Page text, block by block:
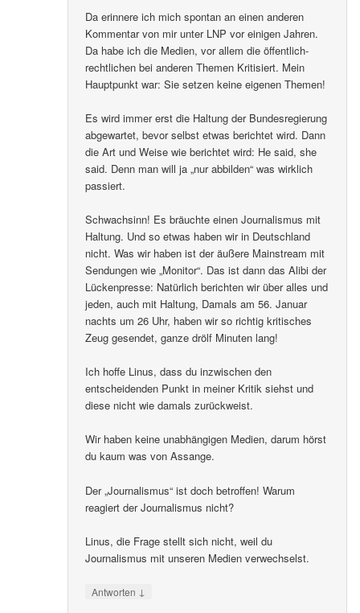
Da erinnere ich mich spontan an einen anderen
Kommentar von mir unter LNP vor einigen Jahren.
Da habe ich die Medien, vor allem die öffentlich-
rechtlichen bei anderen Themen Kritisiert. Mein
Hauptpunkt war: Sie setzen keine eigenen Themen!
Es wird immer erst die Haltung der Bundesregierung
abgewartet, bevor selbst etwas berichtet wird. Dann
die Art und Weise wie berichtet wird: He said, she
said. Denn man will ja „nur abbilden“ was wirklich
passiert.
Schwachsinn! Es bräuchte einen Journalismus mit
Haltung. Und so etwas haben wir in Deutschland
nicht. Was wir haben ist der äußere Mainstream mit
Sendungen wie „Monitor“. Das ist dann das Alibi der
Lückenpresse: Natürlich berichten wir über alles und
jeden, auch mit Haltung, Damals am 56. Januar
nachts um 26 Uhr, haben wir so richtig kritisches
Zeug gesendet, ganze drölf Minuten lang!
Ich hoffe Linus, dass du inzwischen den
entscheidenden Punkt in meiner Kritik siehst und
diese nicht wie damals zurückweist.
Wir haben keine unabhängigen Medien, darum hörst
du kaum was von Assange.
Der „Journalismus“ ist doch betroffen! Warum
reagiert der Journalismus nicht?
Linus, die Frage stellt sich nicht, weil du
Journalismus mit unseren Medien verwechselst.
Antworten ↓